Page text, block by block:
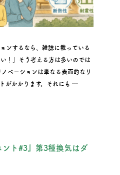
ンするなら、雑誌に載っている
！」そう考える方は多いのでは
ベーションは単なる表面的なリ
がかかります。それにも …
ベーションは危険！後悔しないための断熱
ント#3』第3種換気はダ